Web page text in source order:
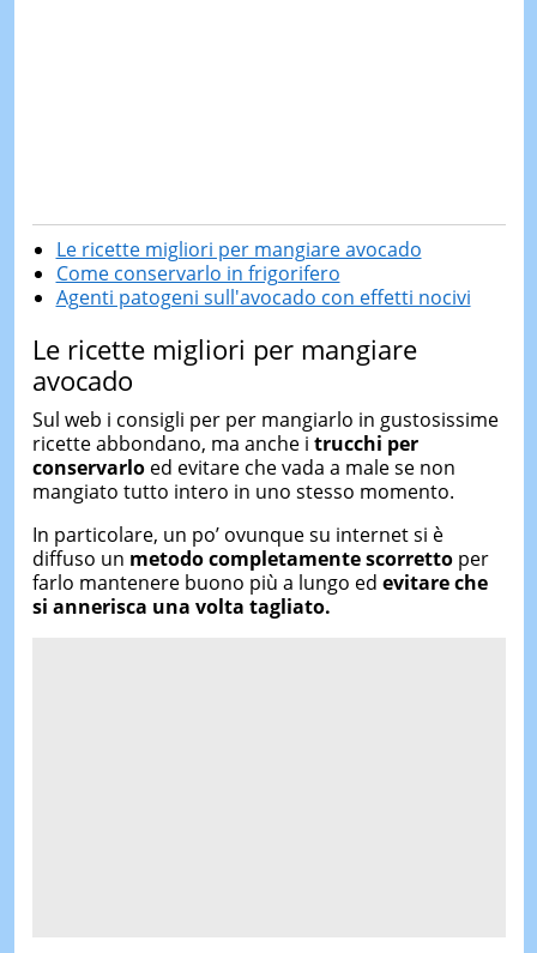
Le ricette migliori per mangiare avocado
Come conservarlo in frigorifero
Agenti patogeni sull'avocado con effetti nocivi
Le ricette migliori per mangiare
avocado
Sul web i consigli per per mangiarlo in gustosissime
ricette abbondano, ma anche i trucchi per
conservarloed evitare che vada a male se non
mangiato tutto intero in uno stesso momento.
In particolare, un po’ ovunque su internet si è
diffuso un metodo completamente scorrettoper
farlo mantenere buono più a lungo ed evitare che
si annerisca una volta tagliato.